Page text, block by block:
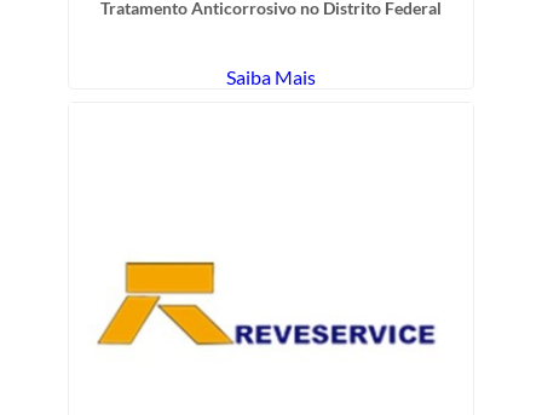
Tratamento Anticorrosivo no Distrito Federal
Saiba Mais